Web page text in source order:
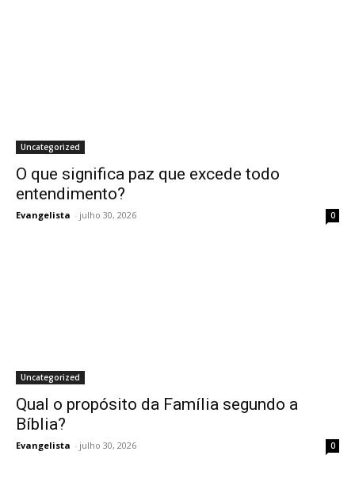
Uncategorized
O que significa paz que excede todo
entendimento?
Evangelista - julho 30, 2026 0
Uncategorized
Qual o propósito da Família segundo a
Bíblia?
Evangelista - julho 30, 2026 0